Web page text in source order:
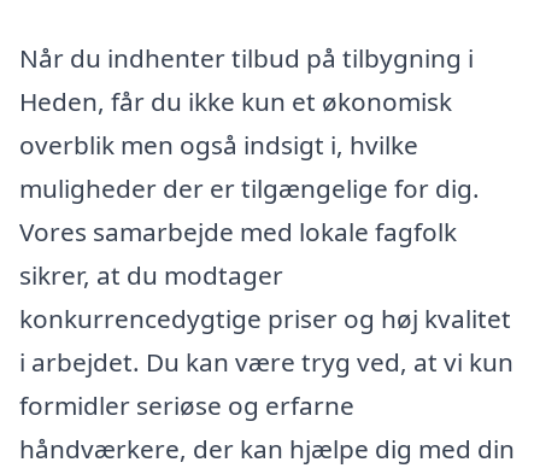
Når du indhenter tilbud på tilbygning i
Heden, får du ikke kun et økonomisk
overblik men også indsigt i, hvilke
muligheder der er tilgængelige for dig.
Vores samarbejde med lokale fagfolk
sikrer, at du modtager
konkurrencedygtige priser og høj kvalitet
i arbejdet. Du kan være tryg ved, at vi kun
formidler seriøse og erfarne
håndværkere, der kan hjælpe dig med din